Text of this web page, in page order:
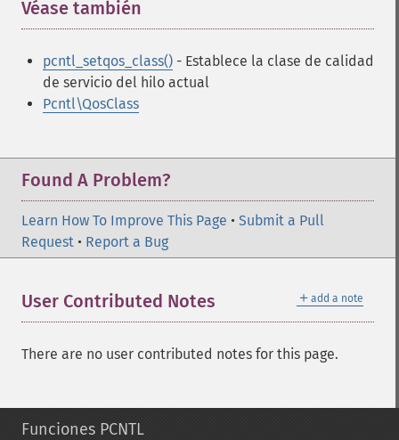
Véase también
pcntl_setqos_class() - Establece la clase de calidad
de servicio del hilo actual
Pcntl\QosClass
Found A Problem?
Learn How To Improve This Page • Submit a Pull
Request • Report a Bug
＋ add a note
User Contributed Notes
There are no user contributed notes for this page.
Funciones PCNTL